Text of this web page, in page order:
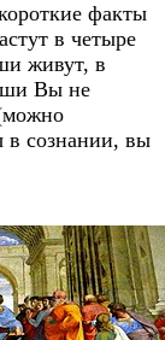
факты
в четыре
живут, в
Вы не
в сознании, вы